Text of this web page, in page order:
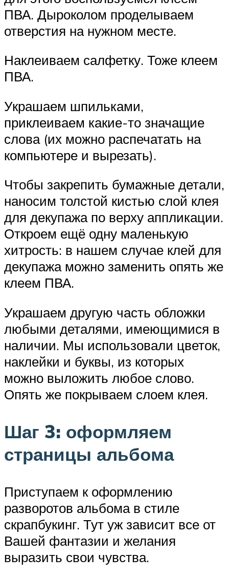
ПВА. Дыроколом проделываем
отверстия на нужном месте.
Наклеиваем салфетку. Тоже клеем
ПВА.
Украшаем шпильками,
приклеиваем какие-то значащие
слова (их можно распечатать на
компьютере и вырезать).
Чтобы закрепить бумажные детали,
наносим толстой кистью слой клея
для декупажа по верху аппликации.
Откроем ещё одну маленькую
хитрость: в нашем случае клей для
декупажа можно заменить опять же
клеем ПВА.
Украшаем другую часть обложки
любыми деталями, имеющимися в
наличии. Мы использовали цветок,
наклейки и буквы, из которых
можно выложить любое слово.
Опять же покрываем слоем клея.
Шаг 3: оформляем
страницы альбома
Приступаем к оформлению
разворотов альбома в стиле
скрапбукинг. Тут уж зависит все от
Вашей фантазии и желания
выразить свои чувства.